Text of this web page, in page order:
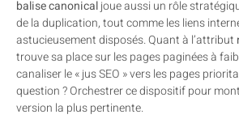
balise canonicaljoue aussi un rôle
de la duplication, tout comme les liens
astucieusement disposés. Quant à l’attribut
trouve sa place sur les pages paginées à
canaliser le « jus SEO » vers les pages
question ? Orchestrer ce dispositif pour
version la plus pertinente.